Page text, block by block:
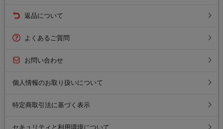
返品について
よくあるご質問
お問い合わせ
個人情報のお取り扱いについて
特定商取引法に基づく表示
セキュリティと利用環境について